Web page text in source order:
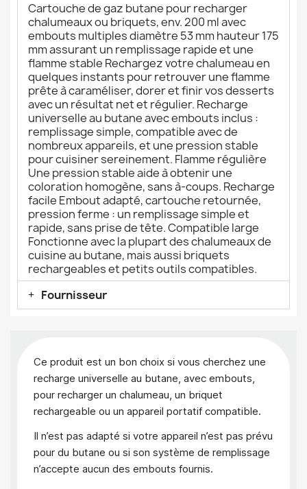
Cartouche de gaz butane pour recharger
chalumeaux ou briquets, env. 200 ml avec
embouts multiples diamètre 53 mm hauteur 175
mm assurant un remplissage rapide et une
flamme stable Rechargez votre chalumeau en
quelques instants pour retrouver une flamme
prête à caraméliser, dorer et finir vos desserts
avec un résultat net et régulier. Recharge
universelle au butane avec embouts inclus :
remplissage simple, compatible avec de
nombreux appareils, et une pression stable
pour cuisiner sereinement. Flamme régulière
Une pression stable aide à obtenir une
coloration homogène, sans à-coups. Recharge
facile Embout adapté, cartouche retournée,
pression ferme : un remplissage simple et
rapide, sans prise de tête. Compatible large
Fonctionne avec la plupart des chalumeaux de
cuisine au butane, mais aussi briquets
rechargeables et petits outils compatibles.
Fournisseur
Ce produit est un bon choix si vous cherchez une
recharge universelle au butane, avec embouts,
pour recharger un chalumeau, un briquet
rechargeable ou un appareil portatif compatible.
Il n’est pas adapté si votre appareil n’est pas prévu
pour du butane ou si son système de remplissage
n’accepte aucun des embouts fournis.